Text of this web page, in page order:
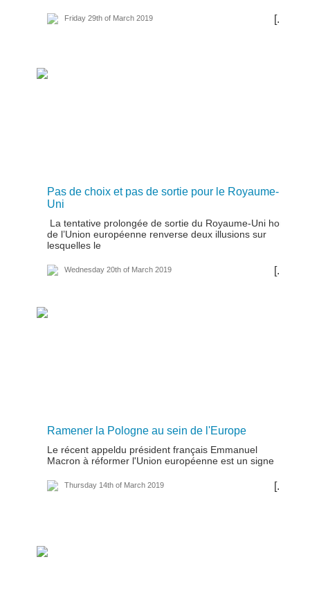
Friday 29th of March 2019 [...]
Pas de choix et pas de sortie pour le Royaume-
Uni
La tentative prolongée de sortie du Royaume-Uni hors
de l’Union européenne renverse deux illusions sur
lesquelles le
Wednesday 20th of March 2019 [...]
Ramener la Pologne au sein de l'Europe
Le récent appeldu président français Emmanuel
Macron à réformer l'Union européenne est un signe
Thursday 14th of March 2019 [...]